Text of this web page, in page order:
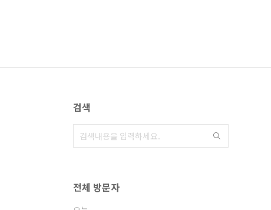
검색
전체 방문자